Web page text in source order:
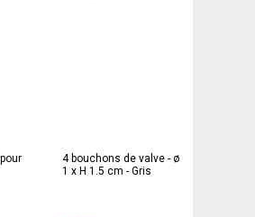
4 bouchons de valve - ø
1 x H 1.5 cm - Gris